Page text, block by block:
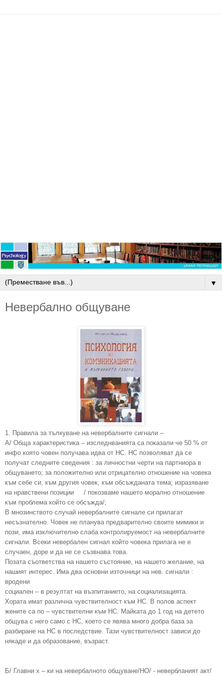
▼
Невербално общуване
1. Правила за тълкуване на невербалните сигнали –
А/ Обща характеристика – изследнванията са показали че 50 % от
инфо която човен получава идва от НС. НС позволяват да се
получат следните сведения : за личностни черти на партниора в
общуването; за положително или отрицателно отношение на човека
към себе си, към другия човек, към обсъжданата тема; изразяване
на нравствени позиции / покозваме нашето морално отношение
към проблема който се обсъжда/;
В мнозинството случай невербалните сигнале си прилагат
несъзнателно. Човек не планува предварително своите мимики и
пози, има изключително слаба контролируемост на невербалните
сигнали. Всеки невербален сигнал който човека прилага не е
случаен, доре и да не се съзвнава това.
Позата съответства на нашето състояние, на нашето желание, на
нашият интерес. Има два основни източници на нев. сигнали :
вродени
социален – в резултат на възпитанието, на социализацията.
Хората имат различна чувствителност към НС. В полов аспект
жените са по – чувствителни към НС. Майката до 1 год на детето
общува с него само с НС, което се явява много добра база за
разбиране на НС в последствие. Тази чувствителност зависи до
някаде и да образование, възраст.
Б/ Главни х – ки на невербалното общуване/НО/ - невербланият акт/